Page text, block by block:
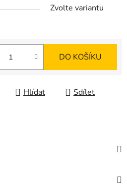
Zvolte variantu
DO KOŠÍKU
Hlídat Sdílet